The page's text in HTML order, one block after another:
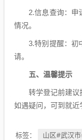
2.信息查询‌：申请
情况。
3.‌特别提醒‌：初中
请。
五、温馨提示
转学登记前建议提
如遇疑问，可到就近
标签： 山区#武汉